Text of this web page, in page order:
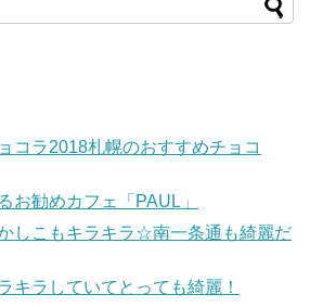
コラ2018札幌のおすすめチョコ
お勧めカフェ「PAUL」
しこもキラキラ☆南一条通も綺麗だ
キラしていてとっても綺麗！